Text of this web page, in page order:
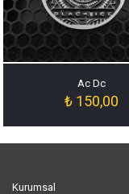
Ac Dc
₺ 150,00
Kurumsal